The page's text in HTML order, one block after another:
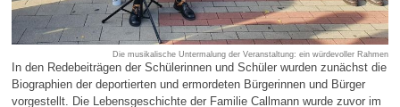
Die musikalische Untermalung der Veranstaltung: ein würdevoller Rahmen
In den Redebeiträgen der Schülerinnen und Schüler wurden zunächst die
Biographien der deportierten und ermordeten Bürgerinnen und Bürger
vorgestellt. Die Lebensgeschichte der Familie Callmann wurde zuvor im